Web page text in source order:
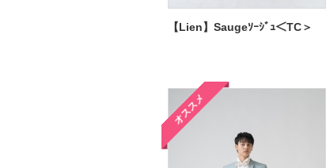
【Lien】Saugeｿｰｼﾞｭ＜TC＞
オススメ